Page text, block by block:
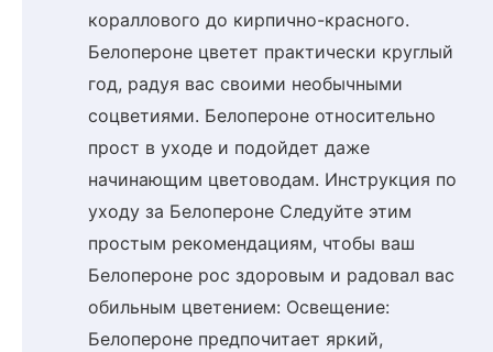
кораллового до кирпично-красного.
Белопероне цветет практически круглый
год, радуя вас своими необычными
соцветиями. Белопероне относительно
прост в уходе и подойдет даже
начинающим цветоводам. Инструкция по
уходу за Белопероне Следуйте этим
простым рекомендациям, чтобы ваш
Белопероне рос здоровым и радовал вас
обильным цветением: Освещение:
Белопероне предпочитает яркий,